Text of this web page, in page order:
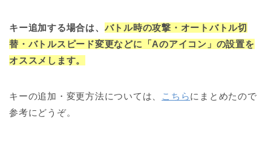
キー追加する場合は、 バトル時の攻撃・オートバトル切
替・バトルスピード変更などに 「Aのアイコン」の設置を
オススメします。
キーの追加・変更方法については、 こちらにまとめたので
参考にどうぞ。